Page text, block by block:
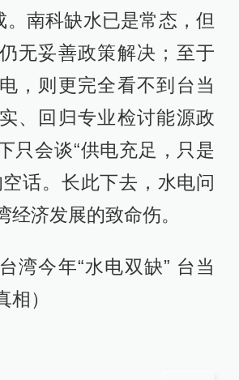
。南科缺水已是常态，但
无妥善政策解决；至于
，则更完全看不到台当
、回归专业检讨能源政
只会谈“供电充足，只是
话。长此下去，水电问
经济发展的致命伤。
湾今年“水电双缺” 台当
相）